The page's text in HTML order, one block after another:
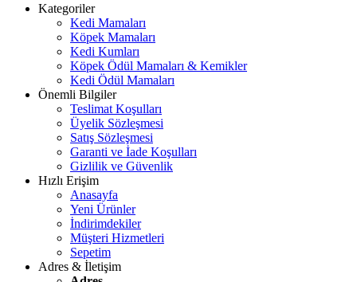
Kategoriler
Kedi Mamaları
Köpek Mamaları
Kedi Kumları
Köpek Ödül Mamaları & Kemikler
Kedi Ödül Mamaları
Önemli Bilgiler
Teslimat Koşulları
Üyelik Sözleşmesi
Satış Sözleşmesi
Garanti ve İade Koşulları
Gizlilik ve Güvenlik
Hızlı Erişim
Anasayfa
Yeni Ürünler
İndirimdekiler
Müşteri Hizmetleri
Sepetim
Adres & İletişim